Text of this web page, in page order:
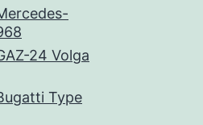
24 Volga
Type